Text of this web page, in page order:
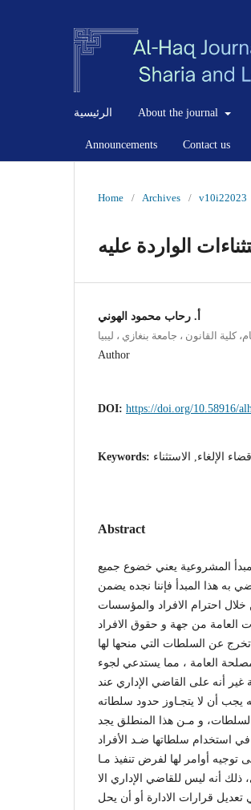
الرئيسية About the journal
Announcements Contact us
Home / Archives / v10i22023
الواردة عليه
أ. رحاب محمود الهوني
Author
DOI: https://doi.org/10.58916/
Keywords: الإلغاء, الاستثناء
Abstract
المشروعية يعني خضوع جميع
به هذا المبدأ فإننا نجده يضمن
خلال احترام الافراد والمؤسسات
العامة من جهة و حقوق الافراد
تخرج عن السلطات التي منحها لها
العامة ، مما يستدعي لجوء
غير أنه على القاضي الإداري عند
يجب أن لا يتجـاوز حدود سلطاته
و مـن هذا المنطلق يجد
استخدام سلطاتها ضـد الأفراد
توجيه أوامر لها لفرض تنفيذ مـا
أنه ليس للقاضي الإداري الا
قرارات الادارة أو أن يحل